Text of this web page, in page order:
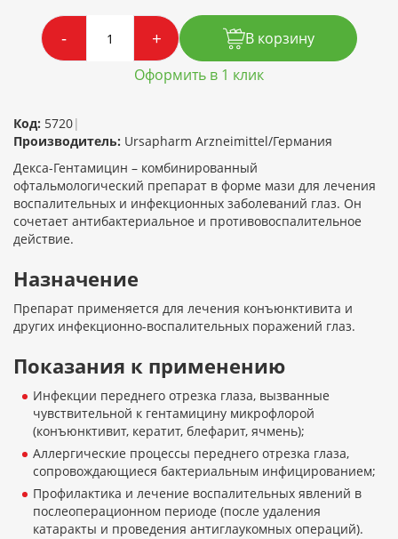
- +
В корзину
Оформить в 1 клик
Код: 5720|
Производитель: Ursapharm Arzneimittel/Германия
Декса-Гентамицин – комбинированный
офтальмологический препарат в форме мази для лечения
воспалительных и инфекционных заболеваний глаз. Он
сочетает антибактериальное и противовоспалительное
действие.
Назначение
Препарат применяется для лечения конъюнктивита и
других инфекционно-воспалительных поражений глаз.
Показания к применению
Инфекции переднего отрезка глаза, вызванные
чувствительной к гентамицину микрофлорой
(конъюнктивит, кератит, блефарит, ячмень);
Аллергические процессы переднего отрезка глаза,
сопровождающиеся бактериальным инфицированием;
Профилактика и лечение воспалительных явлений в
послеоперационном периоде (после удаления
катаракты и проведения антиглаукомных операций).